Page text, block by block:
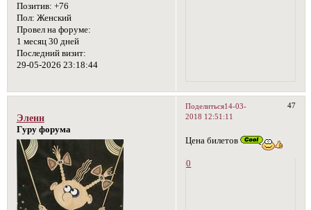
Позитив: +76
Пол: Женский
Провел на форуме:
1 месяц 30 дней
Последний визит:
29-05-2026 23:18:44
Поделиться 47
14-03-
2018 12:51:11
Эленн
Гуру форума
Цена билетов
0